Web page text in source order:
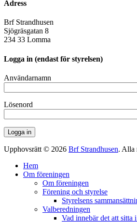
Adress
Brf Strandhusen
Sjögräsgatan 8
234 33 Lomma
Logga in (endast för styrelsen)
Användarnamn
Lösenord
Upphovsrätt © 2026 Brf Strandhusen. Alla
Hem
Om föreningen
Om föreningen
Förening och styrelse
Styrelsens
Valberedningen
Vad innebär det att sitta